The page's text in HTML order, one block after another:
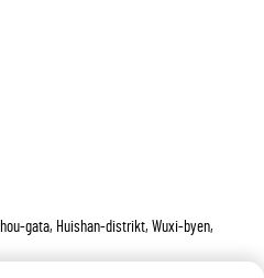
gata, Huishan-distrikt, Wuxi-byen,